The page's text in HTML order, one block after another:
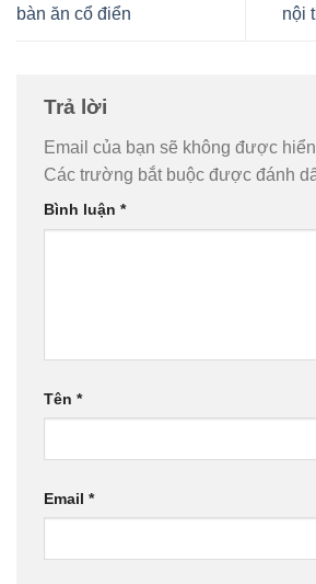
bàn ăn cổ điển
nội
Trả lời
Email của bạn sẽ không được
Các trường bắt buộc được đánh
Bình luận *
Tên *
Email *